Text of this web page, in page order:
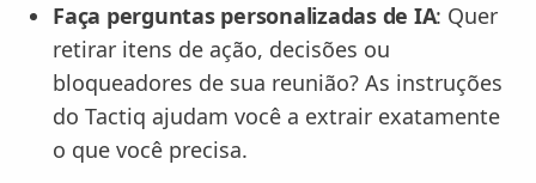
Faça perguntas personalizadas de IA: Quer
retirar itens de ação, decisões ou
bloqueadores de sua reunião? As instruções
do Tactiq ajudam você a extrair exatamente
o que você precisa.